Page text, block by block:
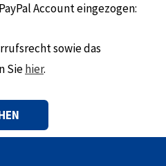
Account eingezogen:
sowie das
Siehier.